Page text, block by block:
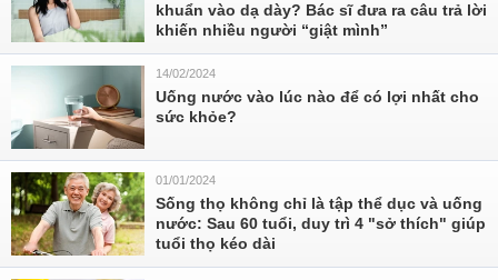
khuẩn vào dạ dày? Bác sĩ đưa ra câu trả lời
khiến nhiều người “giật mình”
14/02/2024
Uống nước vào lúc nào để có lợi nhất cho
sức khỏe?
01/01/2024
Sống thọ không chỉ là tập thể dục và uống
nước: Sau 60 tuổi, duy trì 4 "sở thích" giúp
tuổi thọ kéo dài